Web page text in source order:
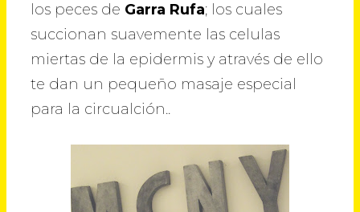
los peces de Garra Rufa; los cuales
succionan suavemente las celulas
miertas de la epidermis y através de ello
te dan un pequeño masaje especial
para la circualción..